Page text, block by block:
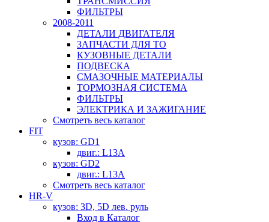
ФИЛЬТРЫ
2008-2011
ДЕТАЛИ ДВИГАТЕЛЯ
ЗАПЧАСТИ ДЛЯ ТО
КУЗОВНЫЕ ДЕТАЛИ
ПОДВЕСКА
СМАЗОЧНЫЕ МАТЕРИАЛЫ
ТОРМОЗНАЯ СИСТЕМА
ФИЛЬТРЫ
ЭЛЕКТРИКА И ЗАЖИГАНИЕ
Смотреть весь каталог
FIT
кузов: GD1
двиг.: L13A
кузов: GD2
двиг.: L13A
Смотреть весь каталог
HR-V
кузов: 3D, 5D лев. руль
Вход в Каталог